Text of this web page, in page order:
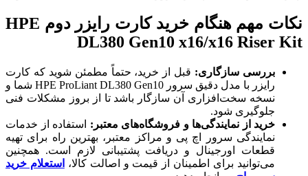
نکات مهم هنگام خرید کارت رایزر دوم HPE
DL380 Gen10 x16/x16 Riser Kit
بررسی سازگاری: قبل از خرید، حتماً مطمئن شوید که کارت
رایزر با مدل دقیق سرور HPE ProLiant DL380 Gen10 شما و
نسخه سخت‌افزاری آن سازگار باشد تا از بروز مشکلات فنی
جلوگیری شود.
خرید از نمایندگی‌ها و فروشگاه‌های معتبر: استفاده از خدمات
نمایندگی سرور اچ پی و مراکز معتبر، بهترین راه برای تهیه
قطعات اورجینال و دریافت پشتیبانی لازم است. همچنین
می‌توانید برای اطمینان از قیمت و اصالت کالا، استعلام خرید